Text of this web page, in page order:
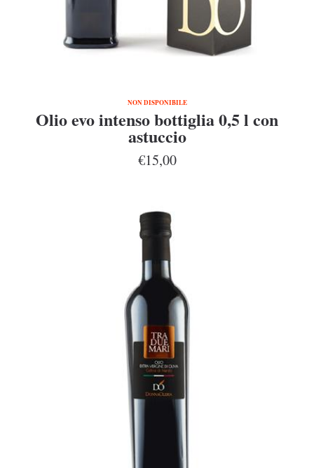
NON DISPONIBILE
Olio evo intenso bottiglia 0,5 l con
astuccio
€15,00